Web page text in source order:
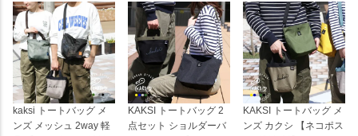
kaksi トートバッグ メ
ンズ メッシュ 2way 軽
KAKSI トートバッグ 2
点セット ショルダーバ
KAKSI トートバッグ メ
ンズ カクシ 【ネコポス